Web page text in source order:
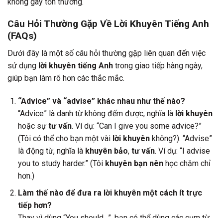
Câu Hỏi Thường Gặp Về Lời Khuyên Tiếng Anh
(FAQs)
Dưới đây là một số câu hỏi thường gặp liên quan đến việc
sử dụng lời khuyên tiếng Anh trong giao tiếp hàng ngày,
giúp bạn làm rõ hơn các thắc mắc.
“Advice” và “advise” khác nhau như thế nào?
“Advice” là danh từ không đếm được, nghĩa là lời khuyên
hoặc sự tư vấn. Ví dụ: “Can I give you some advice?”
(Tôi có thể cho bạn một vài lời khuyênkhông?). “Advise”
là động từ, nghĩa là khuyên bảo, tư vấn. Ví dụ: “I advise
you to study harder.” (Tôi khuyên bạn nênhọc chăm chỉ
hơn.)
Làm thế nào để đưa ra lời khuyên một cách ít trực
tiếp hơn?